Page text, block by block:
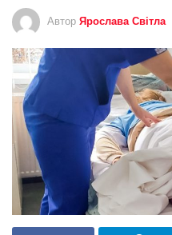
Автор Ярослава Світла